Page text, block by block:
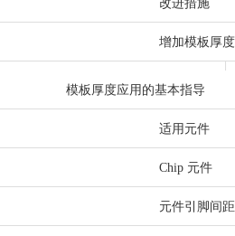
改进措施
增加模板厚度
模板厚度应用的基本指导
适用元件
Chip 元件
元件引脚间